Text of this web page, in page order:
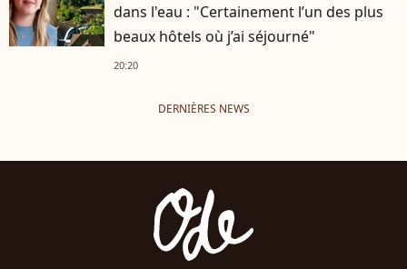
dans l'eau : "Certainement l’un des plus
beaux hôtels où j’ai séjourné"
20:20
DERNIÈRES NEWS